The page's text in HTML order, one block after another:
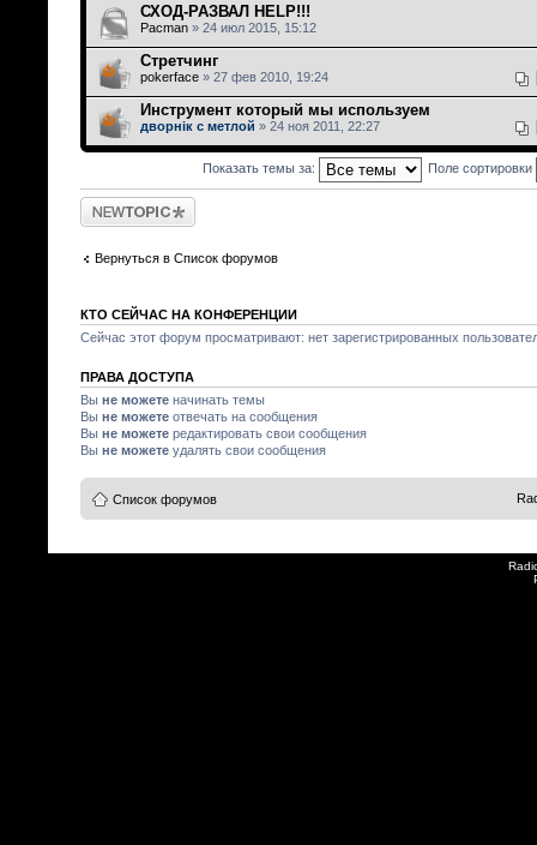
СХОД-РАЗВАЛ HELP!!!
Pacman » 24 июл 2015, 15:12
Стретчинг
pokerface » 27 фев 2010, 19:24
Инструмент который мы используем
дворнiк с метлой » 24 ноя 2011, 22:27
Показать темы за: Поле сортировки
Новая тема
Вернуться в Список форумов
КТО СЕЙЧАС НА КОНФЕРЕНЦИИ
Сейчас этот форум просматривают: нет зарегистрированных
ПРАВА ДОСТУПА
Вы не можете начинать темы
Вы не можете отвечать на сообщения
Вы не можете редактировать свои сообщения
Вы не можете удалять свои сообщения
Список форумов